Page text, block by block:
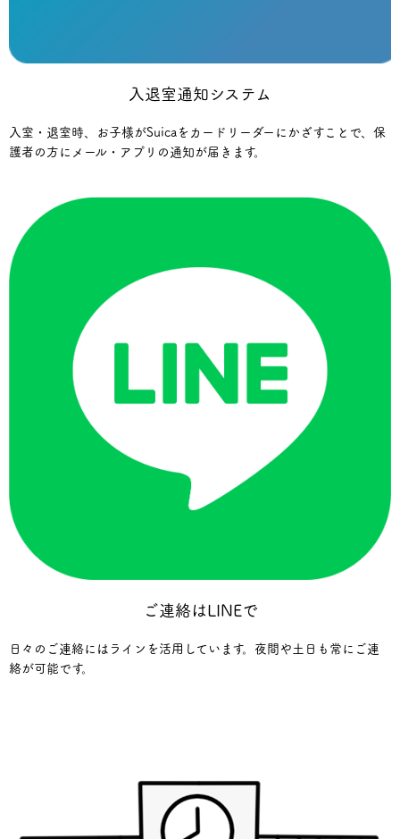
入退室通知システム
入室・退室時、お子様がSuicaをカードリーダーにかざすことで、保
護者の方にメール・アプリの通知が届きます。
ご連絡はLINEで
日々のご連絡にはラインを活用しています。夜間や土日も常にご連
絡が可能です。